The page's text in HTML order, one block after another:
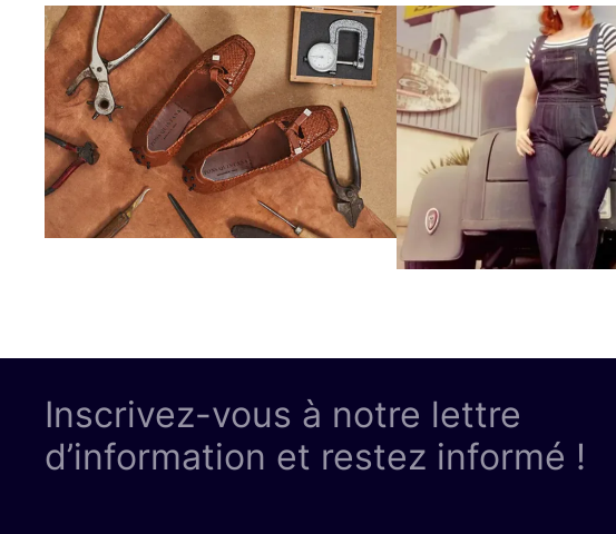
Inscrivez-vous à notre lettre
d’information et restez informé !